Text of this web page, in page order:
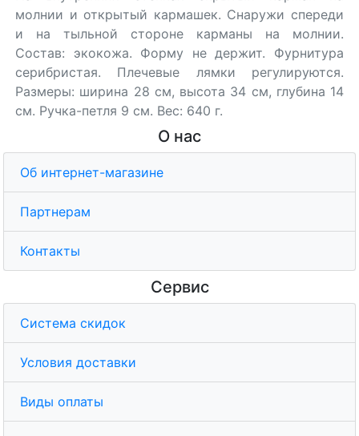
молнии и открытый кармашек. Снаружи спереди
и на тыльной стороне карманы на молнии.
Состав: экокожа. Форму не держит. Фурнитура
серибристая. Плечевые лямки регулируются.
Размеры: ширина 28 см, высота 34 см, глубина 14
см. Ручка-петля 9 см. Вес: 640 г.
О нас
Об интернет-магазине
Партнерам
Контакты
Сервис
Система скидок
Условия доставки
Виды оплаты